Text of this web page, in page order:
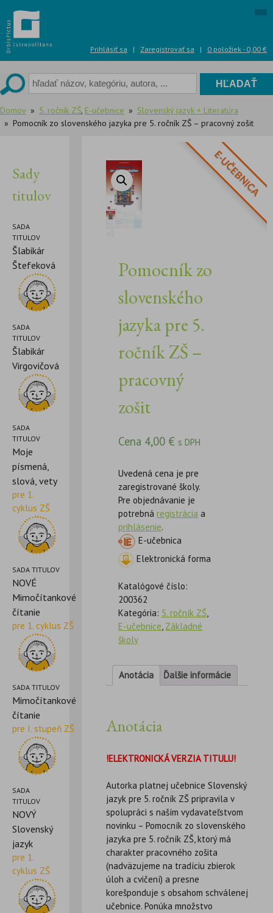
to
content
Prihlásiť sa | Zaregistrovať sa | 0 položiek - 0,00 €
Domov 5. ročník ZŠ, E-učebnice
Slovenský jazyk + Literatúra
Pomocník zo slovenského jazyka pre 5. ročník ZŠ – pracovný zošit
Sady
titulov
SADA
TITULOV
Šlabikár
Štefeková
SADA
TITULOV
Šlabikár
Virgovičová
SADA
TITULOV
Moje
písmená,
slová, vety
pre 1.
cyklus ZŠ
SADA TITULOV
NOVÉ
Mimočítankové
čítanie
pre 1. cyklus ZŠ
SADA TITULOV
Mimočítankové
čítanie
pre I. stupeň ZŠ
SADA
TITULOV
NOVÝ
Slovenský
jazyk
pre 1.
cyklus ZŠ
E-UČEBNICA
Pomocník zo
slovenského
jazyka pre 5.
ročník ZŠ –
pracovný
zošit
Cena 4,00 € s DPH
Uvedená cena je pre
zaregistrované školy.
Pre objednávanie je
potrebnáregistrácia a
prihlásenie.
E-učebnica
Elektronická forma
Katalógové číslo:
200362
Kategória: 5. ročník ZŠ
E-učebnice Základné
školy
Anotácia Ďalšie informácie
Anotácia
!ELEKTRONICKÁ VERZIA TITULU!
Autorka platnej učebnice Slovenský
jazyk pre 5. ročník ZŠ pripravila v
spolupráci s naším vydavateľstvom
novinku – Pomocník zo slovenského
jazyka pre 5. ročník ZŠ, ktorý má
charakter pracovného zošita
(nadväzujeme na tradíciu zbierok
úloh a cvičení) a presne
korešponduje s obsahom schválenej
učebnice. Ponúka množstvo